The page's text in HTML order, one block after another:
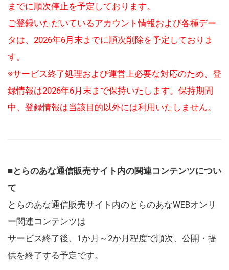
までに順次停止を予定しております。
ご登録いただいているアカウント情報および各種デー
タは、2026年6月末までに順次削除を予定しておりま
す。
※サービス終了処理および運営上必要な対応のため、登
録情報は2026年6月末まで保持いたします。保持期間
中、登録情報は当該目的以外には利用いたしません。
■とらのあな通信販売サイト内の関連コンテンツについ
て
とらのあな通信販売サイト内のとらのあなWEBオンリ
ー関連コンテンツは
サービス終了後、1か月～2か月程度で順次、公開・提
供を終了する予定です。